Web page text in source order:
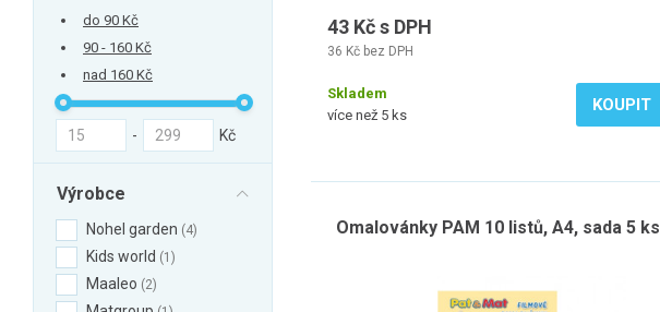
Sport, outdoor
Všechny kategorie
do 90 Kč
90 - 160 Kč
nad 160 Kč
- Kč
Výrobce
Nohel garden 4
Kids world 1
Maaleo 2
43 Kč s DPH
36 Kč bez DPH
Skladem
více než 5 ks
KOUPIT
Omalovánky PAM 10 listů, A4, sada 5 ks